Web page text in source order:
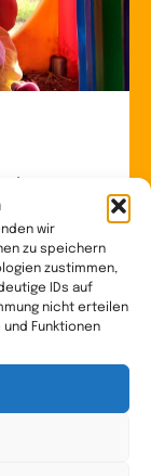
wir
zu speichern
zustimmen,
IDs auf
nicht erteilen
Funktionen
Sie
einfach
ständig zu